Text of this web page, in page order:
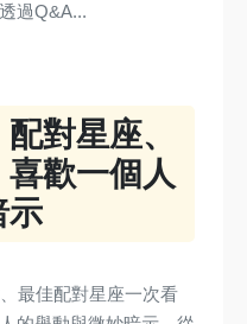
過Q&A...
對星座、
歡一個人
示
最佳配對星座一次看